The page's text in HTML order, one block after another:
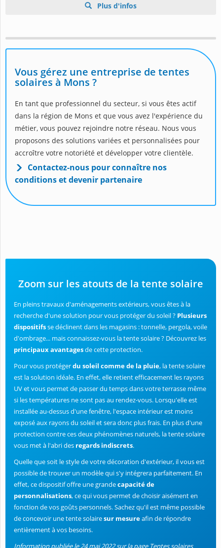
Plus d'infos
Vous gérez une entreprise de tentes
solaires à Mons ?
En tant que professionnel du secteur, si vous êtes actif
dans la région de Mons et que vous avez l'expérience du
métier, vous pouvez rejoindre notre réseau. Nous vous
proposons des solutions variées et personnalisées pour
accroître votre notoriété et développer votre clientèle.
Contactez-nous pour connaître nos
conditions et devenir partenaire
Zoom sur les atouts de la tente solaire
En pleins travaux d'aménagements extérieurs, vous êtes à la
recherche d'une solution pour vous protéger du soleil ? Plusieurs
dispositifsse déclinent dans les magasins : tonnelle, pergola, voile
d'ombrage... mais connaissez-vous la tente solaire ? Découvrez les
principaux avantagesde cette protection.
Pour vous protégerdu soleil comme de la pluie, la tente solaire
est la solution idéale. En effet, elle retient efficacement les rayons
UV et vous permet de passer du temps dans votre terrasse même
si les températures ne sont pas au rendez-vous. Lorsqu'elle est
installée au-dessus d'une fenêtre, l'espace intérieur est moins
exposé aux rayons du soleil et sera donc plus frais. En plus d'une
protection contre ces deux phénomènes naturels, la tente solaire
vous met à l'abri des regards indiscrets.
Quelle que soit le style de votre décoration d'extérieur, il vous est
possible de trouver un modèle qui s'y intégrera parfaitement. En
effet, ce dispositif offre une grandecapacité de
personnalisations, ce qui vous permet de choisir aisément en
fonction de vos goûts personnels. Sachez qu'il est même possible
de concevoir une tente solairesur mesureafin de répondre
entièrement à vos besoins.
Information publiée le 24 mai 2022 sur la page Tentes solaires